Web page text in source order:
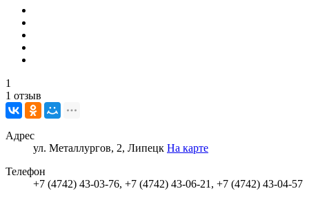
1
1 отзыв
Адрес
ул. Металлургов, 2, Липецк На карте
Телефон
+7 (4742) 43-03-76, +7 (4742) 43-06-21, +7 (4742) 43-04-57